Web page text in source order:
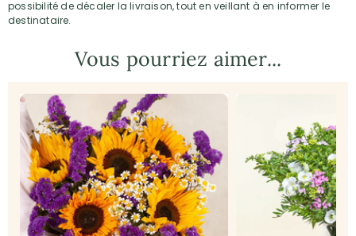
possibilité de décaler la livraison, tout en veillant à en informer le
destinataire.
Vous pourriez aimer...